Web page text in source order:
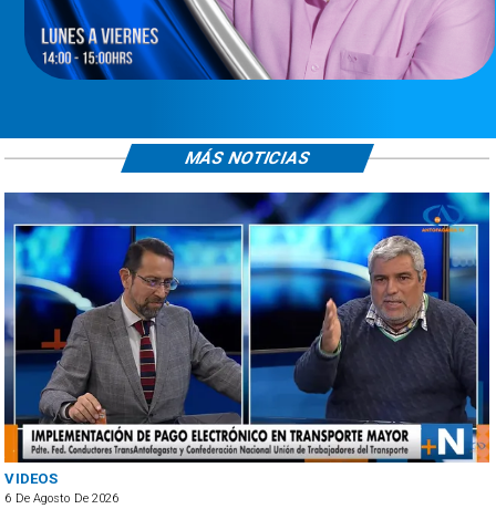
VIDEOS
6 De Agosto De 2026
MÁS NOTICIAS